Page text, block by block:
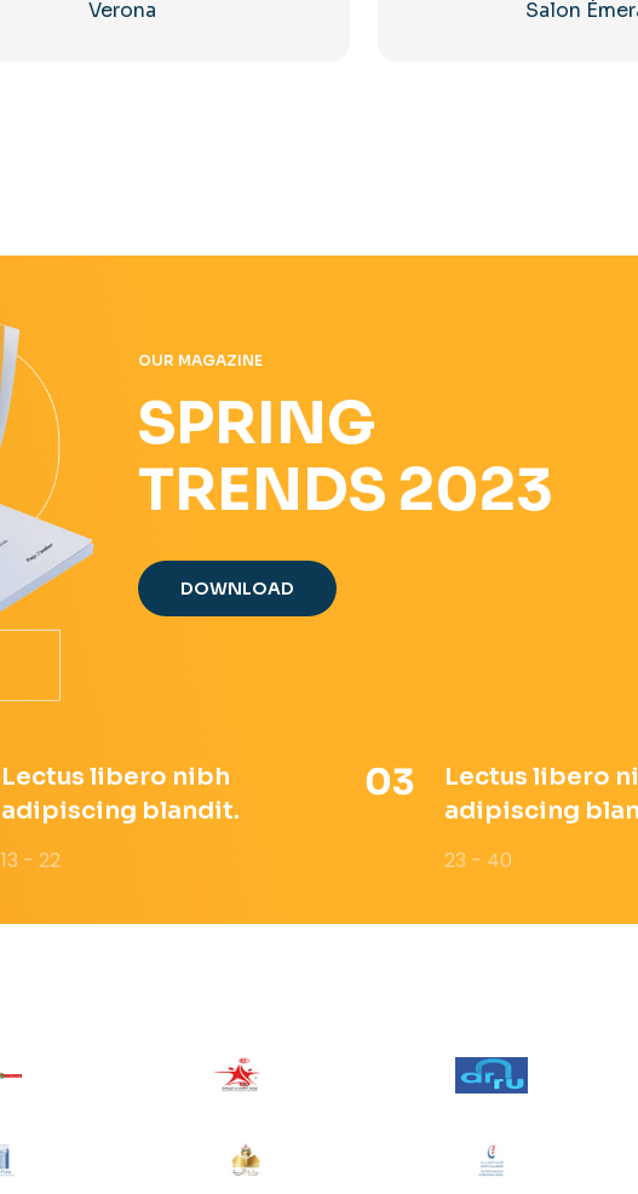
Verona Salon
OUR MAGAZINE
SPRING
TRENDS 2023
DOWNLOAD
Lectus libero nibh
adipiscing blandit.
13 - 22
Lectus libero
adipiscing
23 - 40